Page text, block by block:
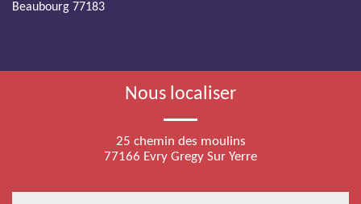
Beaubourg 77183
Nous localiser
25 chemin des moulins
77166 Evry Gregy Sur Yerre